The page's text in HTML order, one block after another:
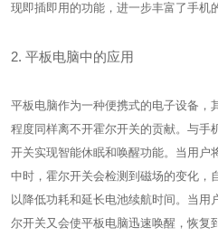
现即插即用的功能，进一步丰富了手机
2. 平板电脑中的应用
平板电脑作为一种便携式的电子设备，
程度同样离不开霍尔开关的贡献。与手
开关实现智能休眠和唤醒功能。当用户
中时，霍尔开关会检测到磁场的变化，
以降低功耗和延长电池续航时间。当用
尔开关又会使平板电脑迅速唤醒，恢复